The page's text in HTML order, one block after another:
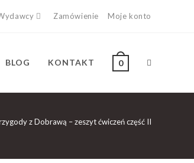
Zamówienie Moje konto
BLOG KONTAKT 0
z Dobrawą – zeszyt ćwiczeń część II